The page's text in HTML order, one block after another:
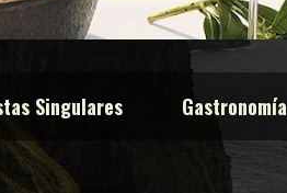
Singulares Gastronomía